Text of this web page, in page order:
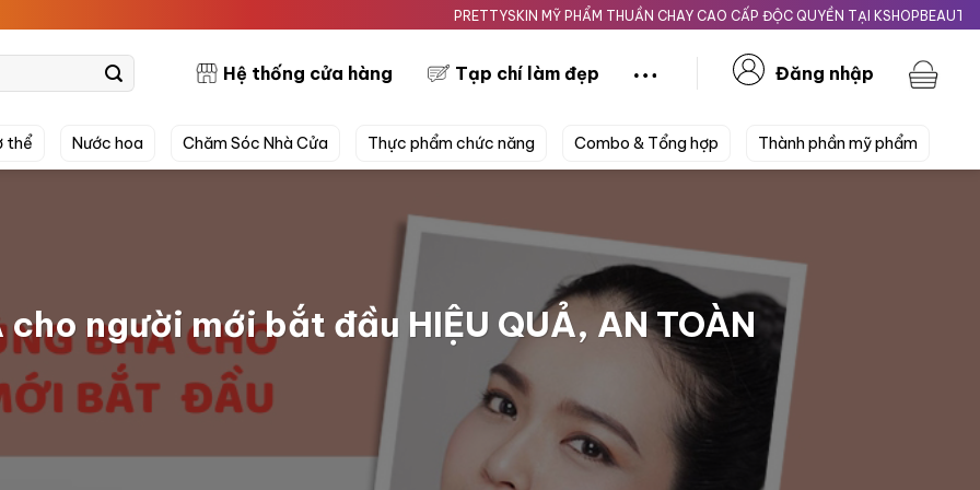
PRETTYSKIN MỸ PHẨM THUẦN CHAY CAO CẤP ĐỘC QUYỀN TẠI KSHOPBEAUTY.VN Giao
Hệ thống cửa hàng Tạp chí làm đẹp Đăng nhập
thể Nước hoa Chăm Sóc Nhà Cửa Thực phẩm chức năng Combo & Tổng hợp Thành phần mỹ phẩm
người mới bắt đầu HIỆU QUẢ, AN TOÀN